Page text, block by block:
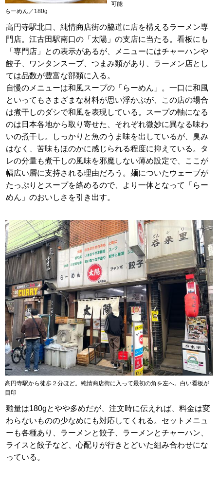
高円寺駅北口、純情商店街の脇道に店を構えるラーメン専
門店。江古田駅南口の「太陽」の支店に当たる。看板にも
「専門店」との表示があるが、メニューにはチャーハンや
餃子、ワンタンスープ、つまみ類があり、ラーメン店とし
ては品数が豊富な部類に入る。
自慢のメニューは和風スープの「らーめん」。一口に和風
といってもさまざまな材料が思い浮かぶが、この店の場合
は煮干しのダシで和風を表現している。スープの軸になる
のは日本各地から取り寄せた、それぞれ微妙に異なる味わ
いの煮干し。しっかりと魚のうま味を出しているが、臭み
はなく、苦味もほのかに感じられる程度に抑えている。タ
レの分量も煮干しの風味を邪魔しない薄め設定で、ここが
幅広い層に支持される理由だろう。麺についたウェーブが
たっぷりとスープを絡めるので、より一体となって「らー
めん」のおいしさを引き出す。
らーめん／180g
可能
麺量は180gとやや多めだが、注文時に伝えれば、料金は変
わらないものの少なめにも対応してくれる。セットメニュ
ーも各種あり、ラーメンと餃子、ラーメンとチャーハン、
ライスと餃子など、心配りが行きとどいた組み合わせにな
っている。
高円寺駅から徒歩２分ほど。純情商店街に入って最初の角を左へ。白い看板が
目印